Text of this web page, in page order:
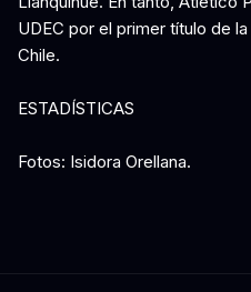
UDEC por el primer título de
Chile.
ESTADÍSTICAS
Fotos: Isidora Orellana.